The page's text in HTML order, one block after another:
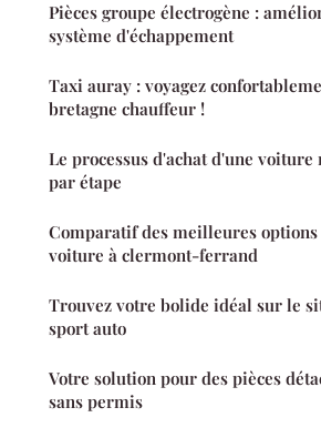
Pièces groupe électrogène :
système d'échappement
Taxi auray : voyagez
bretagne chauffeur !
Le processus d'achat d'une voiture
par étape
Comparatif des meilleures options
voiture à clermont-ferrand
Trouvez votre bolide idéal sur le
sport auto
Votre solution pour des pièces
sans permis